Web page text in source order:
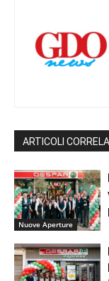
ARTICOLI
Nuove Aperture